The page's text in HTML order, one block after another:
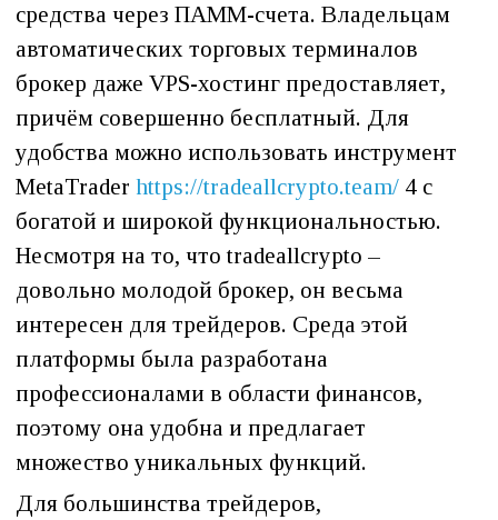
средства через ПАММ-счета. Владельцам
автоматических торговых терминалов
брокер даже VPS-хостинг предоставляет,
причём совершенно бесплатный. Для
удобства можно использовать инструмент
MetaTrader https://tradeallcrypto.team/ 4 с
богатой и широкой функциональностью.
Несмотря на то, что tradeallcrypto –
довольно молодой брокер, он весьма
интересен для трейдеров. Среда этой
платформы была разработана
профессионалами в области финансов,
поэтому она удобна и предлагает
множество уникальных функций.
Для большинства трейдеров,